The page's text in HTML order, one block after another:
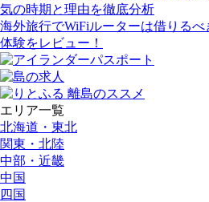
気の時期と理由を徹底分析
海外旅行でWiFiルーターは借りる
体験をレビュー！
エリア一覧
北海道・東北
関東・北陸
中部・近畿
中国
四国